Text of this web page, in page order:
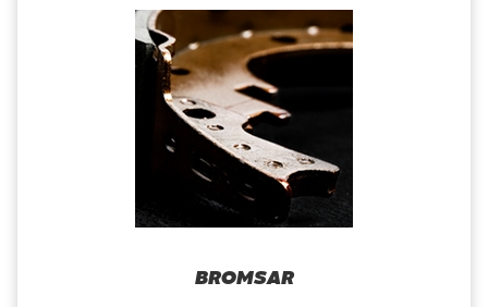
BROMSAR